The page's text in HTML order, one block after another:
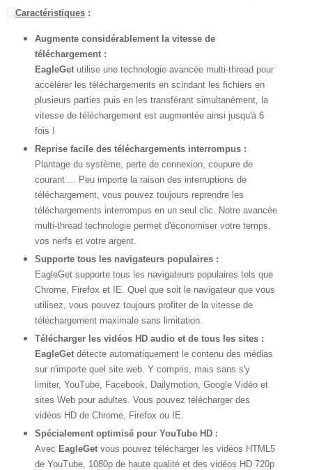
Caractéristiques :
Augmente considérablement la vitesse de
téléchargement :
EagleGet utilise une technologie avancée multi-thread pour
accélérer les téléchargements en scindant les fichiers en
plusieurs parties puis en les transférant simultanément, la
vitesse de téléchargement est augmentée ainsi jusqu'à 6
fois !
Reprise facile des téléchargements interrompus :
Plantage du système, perte de connexion, coupure de
courant ... Peu importe la raison des interruptions de
téléchargement, vous pouvez toujours reprendre les
téléchargements interrompus en un seul clic. Notre avancée
multi-thread technologie permet d'économiser votre temps,
vos nerfs et votre argent.
Supporte tous les navigateurs populaires :
EagleGet supporte tous les navigateurs populaires tels que
Chrome, Firefox et IE. Quel que soit le navigateur que vous
utilisez, vous pouvez toujours profiter de la vitesse de
téléchargement maximale sans limitation.
Télécharger les vidéos HD audio et de tous les sites :
EagleGetdétecte automatiquement le contenu des médias
sur n'importe quel site web. Y compris, mais sans s'y
limiter, YouTube, Facebook, Dailymotion, Google Vidéo et
sites Web pour adultes. Vous pouvez télécharger des
vidéos HD de Chrome, Firefox ou IE.
Spécialement optimisé pour YouTube HD :
Avec EagleGet vous pouvez télécharger les vidéos HTML5
de YouTube, 1080p de haute qualité et des vidéos HD 720p